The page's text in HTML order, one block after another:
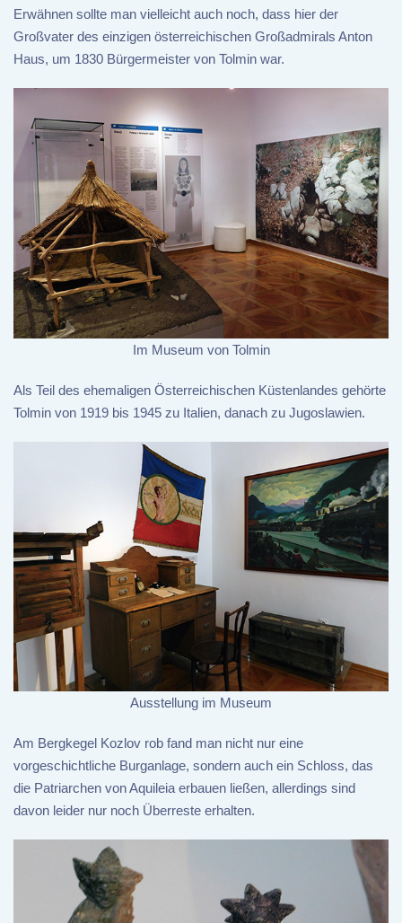
Erwähnen sollte man vielleicht auch noch, dass hier der
Großvater des einzigen österreichischen Großadmirals Anton
Haus, um 1830 Bürgermeister von Tolmin war.
Im Museum von Tolmin
Als Teil des ehemaligen Österreichischen Küstenlandes gehörte
Tolmin von 1919 bis 1945 zu Italien, danach zu Jugoslawien.
Ausstellung im Museum
Am Bergkegel Kozlov rob fand man nicht nur eine
vorgeschichtliche Burganlage, sondern auch ein Schloss, das
die Patriarchen von Aquileia erbauen ließen, allerdings sind
davon leider nur noch Überreste erhalten.